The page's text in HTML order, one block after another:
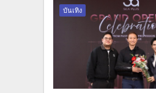
บันเทิง